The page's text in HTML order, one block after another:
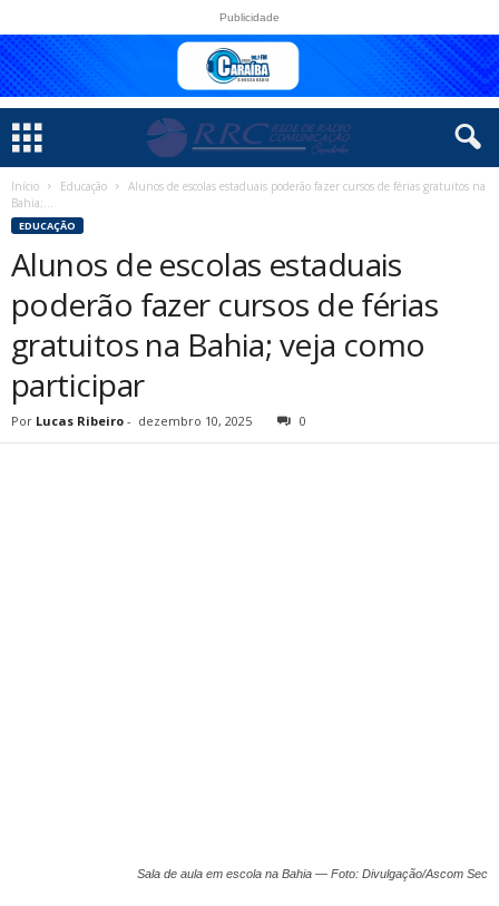
Publicidade
Início Educação
Alunos de escolas estaduais poderão fazer cursos de férias gratuitos na
Bahia;...
EDUCAÇÃO
Alunos de escolas estaduais
poderão fazer cursos de férias
gratuitos na Bahia; veja como
participar
Por Lucas Ribeiro - dezembro 10, 2025 0
Sala de aula em escola na Bahia — Foto: Divulgação/Ascom Sec